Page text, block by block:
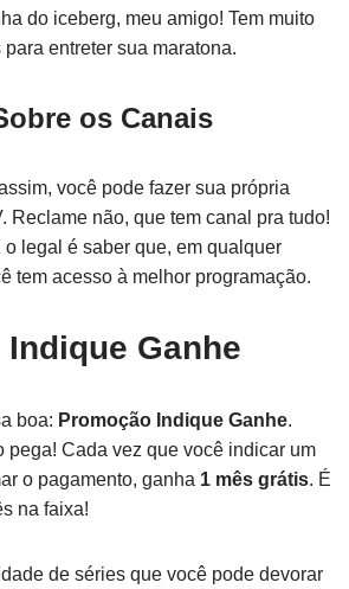
do iceberg, meu amigo! Tem muito
entreter sua maratona.
os Canais
você pode fazer sua própria
Reclame não, que tem canal pra tudo!
o legal é saber que, em qualquer
tem acesso à melhor programação.
Ganhe
boa: Promoção Indique Ganhe.
pega! Cada vez que você indicar um
o pagamento, ganha 1 mês grátis. É
na faixa!
de séries que você pode devorar